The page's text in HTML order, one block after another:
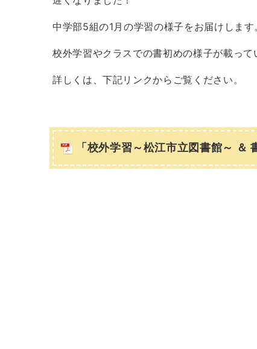
中学部5組の1月の学習の様子をお届けします
校外学習やクラスでの書初めの様子が載って
詳しくは、下記リンクからご覧ください。
「校外学習～松江市立図書館～ ＆